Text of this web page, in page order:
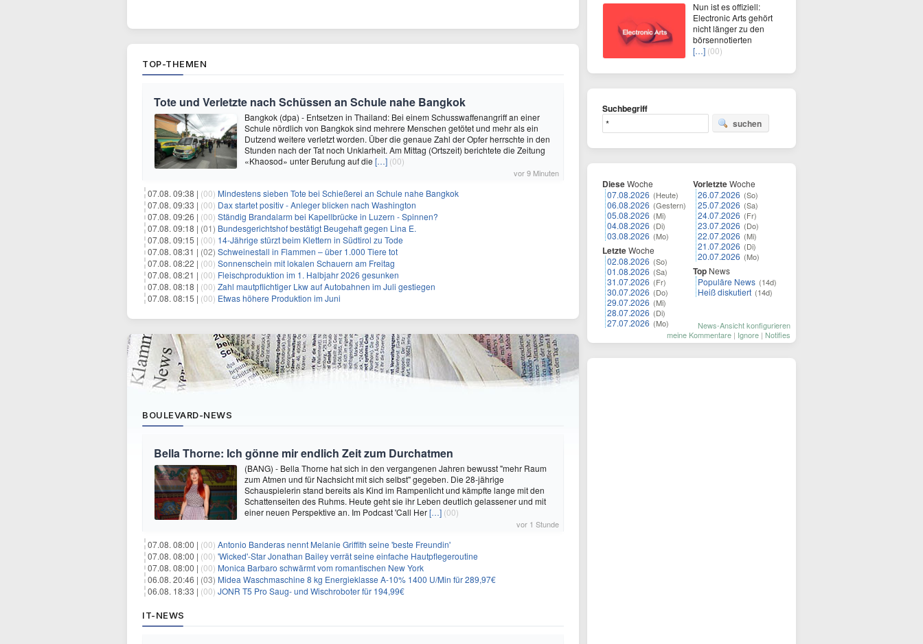
TOP-THEMEN
Tote und Verletzte nach Schüssen an Schule nahe Bangkok
Bangkok (dpa) - Entsetzen in Thailand: Bei einem Schusswaffenangriff an einer
Schule nördlich von Bangkok sind mehrere Menschen getötet und mehr als ein
Dutzend weitere verletzt worden. Über die genaue Zahl der Opfer herrschte in den
Stunden nach der Tat noch Unklarheit. Am Mittag (Ortszeit) berichtete die Zeitung
«Khaosod» unter Berufung auf die […] (00)
vor 9 Minuten
07.08. 09:38 | (00) Mindestens sieben Tote bei Schießerei an Schule nahe Bangkok
07.08. 09:33 | (00) Dax startet positiv - Anleger blicken nach Washington
07.08. 09:26 | (00) Ständig Brandalarm bei Kapellbrücke in Luzern - Spinnen?
07.08. 09:18 | (01) Bundesgerichtshof bestätigt Beugehaft gegen Lina E.
07.08. 09:15 | (00) 14-Jährige stürzt beim Klettern in Südtirol zu Tode
07.08. 08:31 | (02) Schweinestall in Flammen – über 1.000 Tiere tot
07.08. 08:22 | (00) Sonnenschein mit lokalen Schauern am Freitag
07.08. 08:21 | (00) Fleischproduktion im 1. Halbjahr 2026 gesunken
07.08. 08:18 | (00) Zahl mautpflichtiger Lkw auf Autobahnen im Juli gestiegen
07.08. 08:15 | (00) Etwas höhere Produktion im Juni
BOULEVARD-NEWS
Bella Thorne: Ich gönne mir endlich Zeit zum Durchatmen
(BANG) - Bella Thorne hat sich in den vergangenen Jahren bewusst "mehr Raum
zum Atmen und für Nachsicht mit sich selbst" gegeben. Die 28-jährige
Schauspielerin stand bereits als Kind im Rampenlicht und kämpfte lange mit den
Schattenseiten des Ruhms. Heute geht sie ihr Leben deutlich gelassener und mit
einer neuen Perspektive an. Im Podcast 'Call Her[…] (00)
vor 1 Stunde
07.08. 08:00 | (00) Antonio Banderas nennt Melanie Griffith seine 'beste Freundin'
07.08. 08:00 | (00) 'Wicked'-Star Jonathan Bailey verrät seine einfache Hautpflegeroutine
07.08. 08:00 | (00) Monica Barbaro schwärmt vom romantischen New York
06.08. 20:46 | (03) Midea Waschmaschine 8 kg Energieklasse A-10% 1400 U/Min für 289,97€
06.08. 18:33 | (00) JONR T5 Pro Saug- und Wischroboter für 194,99€
IT-NEWS
Nun ist es offiziell:
Electronic Arts gehört
nicht länger zu den
börsennotierten
[…] (00)
Suchbegriff
suchen
DieseWoche
07.08.2026 (Heute)
06.08.2026 (Gestern)
05.08.2026 (Mi)
04.08.2026 (Di)
03.08.2026 (Mo)
LetzteWoche
02.08.2026 (So)
01.08.2026 (Sa)
31.07.2026 (Fr)
30.07.2026 (Do)
29.07.2026 (Mi)
28.07.2026 (Di)
27.07.2026 (Mo)
VorletzteWoche
26.07.2026 (So)
25.07.2026 (Sa)
24.07.2026 (Fr)
23.07.2026 (Do)
22.07.2026 (Mi)
21.07.2026 (Di)
20.07.2026 (Mo)
Top News
Populäre News (14d)
Heiß diskutiert (14d)
News-Ansicht konfigurieren
meine Kommentare | Ignore | Notifies